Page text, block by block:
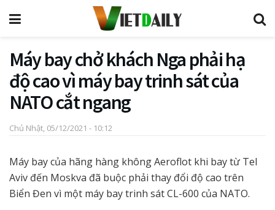
Máy bay chở khách Nga phải hạ
độ cao vì máy bay trinh sát của
NATO cắt ngang
Chủ Nhật, 05/12/2021 - 10:12
Máy bay của hãng hàng không Aeroflot khi bay từ Tel
Aviv đến Moskva đã buộc phải thay đổi độ cao trên
Biển Đen vì một máy bay trinh sát CL-600 của NATO.